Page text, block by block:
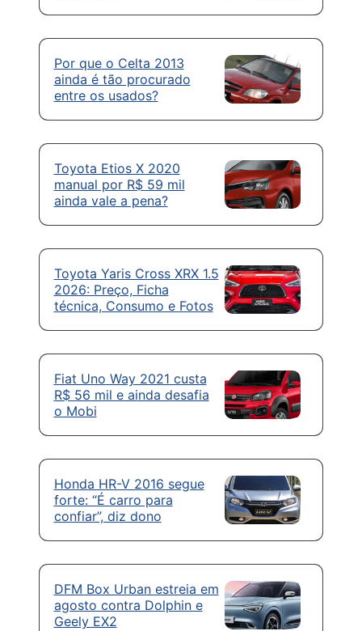
Por que o Celta 2013
ainda é tão procurado
entre os usados?
Toyota Etios X 2020
manual por R$ 59 mil
ainda vale a pena?
Toyota Yaris Cross XRX 1.5
2026: Preço, Ficha
técnica, Consumo e Fotos
Fiat Uno Way 2021 custa
R$ 56 mil e ainda desafia
o Mobi
Honda HR-V 2016 segue
forte: “É carro para
confiar”, diz dono
DFM Box Urban estreia em
agosto contra Dolphin e
Geely EX2